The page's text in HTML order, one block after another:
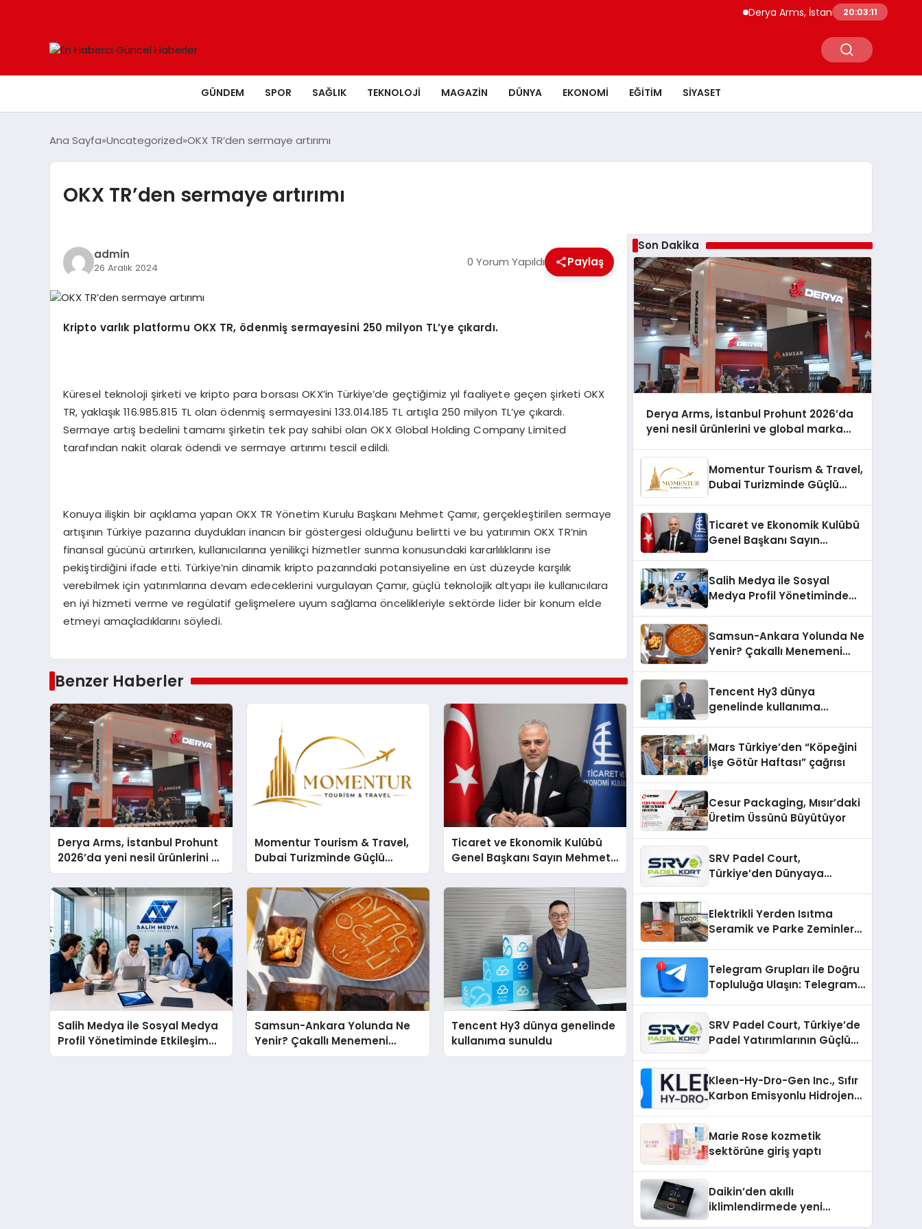
Derya Arms, İstanbul Prohunt 2026’da
20:03:11
GÜNDEM SPOR SAĞLIK TEKNOLOJI MAGAZIN DÜNYA EKONOMI EĞITIM SIYASET
Ana Sayfa Uncategorized OKX TR’den sermaye artırımı
OKX TR’den sermaye artırımı
admin
26 Aralık 2024 0 Yorum Yapıldı Paylaş
Kripto varlık platformu OKX TR, ödenmiş sermayesini 250 milyon TL’ye çıkardı.
Küresel teknoloji şirketi ve kripto para borsası OKX’in Türkiye’de geçtiğimiz yıl faaliyete geçen şirketi OKX
TR, yaklaşık 116.985.815 TL olan ödenmiş sermayesini 133.014.185 TL artışla 250 milyon TL’ye çıkardı.
Sermaye artış bedelini tamamı şirketin tek pay sahibi olan OKX Global Holding Company Limited
tarafından nakit olarak ödendi ve sermaye artırımı tescil edildi.
Konuya ilişkin bir açıklama yapan OKX TR Yönetim Kurulu Başkanı Mehmet Çamır, gerçekleştirilen sermaye
artışının Türkiye pazarına duydukları inancın bir göstergesi olduğunu belirtti ve bu yatırımın OKX TR’nin
finansal gücünü artırırken, kullanıcılarına yenilikçi hizmetler sunma konusundaki kararlılıklarını ise
pekiştirdiğini ifade etti. Türkiye’nin dinamik kripto pazarındaki potansiyeline en üst düzeyde karşılık
verebilmek için yatırımlarına devam edeceklerini vurgulayan Çamır, güçlü teknolojik altyapı ile kullanıcılara
en iyi hizmeti verme ve regülatif gelişmelere uyum sağlama öncelikleriyle sektörde lider bir konum elde
etmeyi amaçladıklarını söyledi.
Benzer Haberler
Derya Arms, İstanbul Prohunt
2026’da yeni nesil ürünlerini ve
global marka vizyonunu
sergiledi
Momentur Tourism & Travel,
Dubai Turizminde Güçlü
Operasyon Ağıyla Fark
Yaratıyor
Ticaret ve Ekonomik Kulübü
Genel Başkanı Sayın Mehmet
Ulutaş, ekonomiye dair yaptığı
açıklamada şunları kaydetti:
Salih Medya ile Sosyal Medya
Profil Yönetiminde Etkileşim
Artırma Yöntemleri
Samsun-Ankara Yolunda Ne
Yenir? Çakallı Menemeni
Molası
Tencent Hy3 dünya genelinde
kullanıma sunuldu
Son Dakika
Derya Arms, İstanbul Prohunt 2026’da
yeni nesil ürünlerini ve global marka
Momentur Tourism & Travel,
Dubai Turizminde Güçlü
Ticaret ve Ekonomik Kulübü
Genel Başkanı Sayın
şunları kaydetti:
Salih Medya ile Sosyal
Medya Profil Yönetiminde
Samsun-Ankara Yolunda Ne
Yenir? Çakallı Menemeni
Tencent Hy3 dünya
genelinde kullanıma
Mars Türkiye’den “Köpeğini
İşe Götür Haftası” çağrısı
Cesur Packaging, Mısır’daki
Üretim Üssünü Büyütüyor
SRV Padel Court,
Türkiye’den Dünyaya
Elektrikli Yerden Isıtma
Seramik ve Parke Zeminler
Telegram Grupları ile Doğru
Topluluğa Ulaşın: Telegram
SRV Padel Court, Türkiye’de
Padel Yatırımlarının Güçlü
Kleen-Hy-Dro-Gen Inc., Sıfır
Karbon Emisyonlu Hidrojen
Aldı
Marie Rose kozmetik
sektörüne giriş yaptı
Daikin’den akıllı
iklimlendirmede yeni